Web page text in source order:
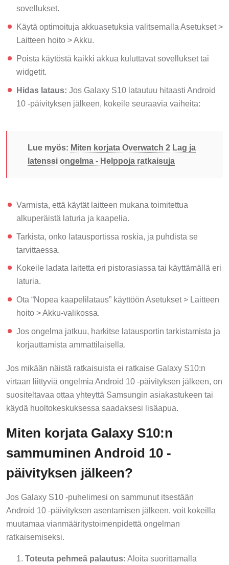
sovellukset.
Käytä optimoituja akkuasetuksia valitsemalla Asetukset >
Laitteen hoito > Akku.
Poista käytöstä kaikki akkua kuluttavat sovellukset tai
widgetit.
Hidas lataus: Jos Galaxy S10 latautuu hitaasti Android
10 -päivityksen jälkeen, kokeile seuraavia vaiheita:
Lue myös: Miten korjata Overwatch 2 Lag ja
latenssi ongelma - Helppoja ratkaisuja
Varmista, että käytät laitteen mukana toimitettua
alkuperäistä laturia ja kaapelia.
Tarkista, onko latausportissa roskia, ja puhdista se
tarvittaessa.
Kokeile ladata laitetta eri pistorasiassa tai käyttämällä eri
laturia.
Ota “Nopea kaapelilataus” käyttöön Asetukset > Laitteen
hoito > Akku-valikossa.
Jos ongelma jatkuu, harkitse latausportin tarkistamista ja
korjauttamista ammattilaisella.
Jos mikään näistä ratkaisuista ei ratkaise Galaxy S10:n
virtaan liittyviä ongelmia Android 10 -päivityksen jälkeen, on
suositeltavaa ottaa yhteyttä Samsungin asiakastukeen tai
käydä huoltokeskuksessa saadaksesi lisäapua.
Miten korjata Galaxy S10:n
sammuminen Android 10 -
päivityksen jälkeen?
Jos Galaxy S10 -puhelimesi on sammunut itsestään
Android 10 -päivityksen asentamisen jälkeen, voit kokeilla
muutamaa vianmääritystoimenpidettä ongelman
ratkaisemiseksi.
Toteuta pehmeä palautus: Aloita suorittamalla